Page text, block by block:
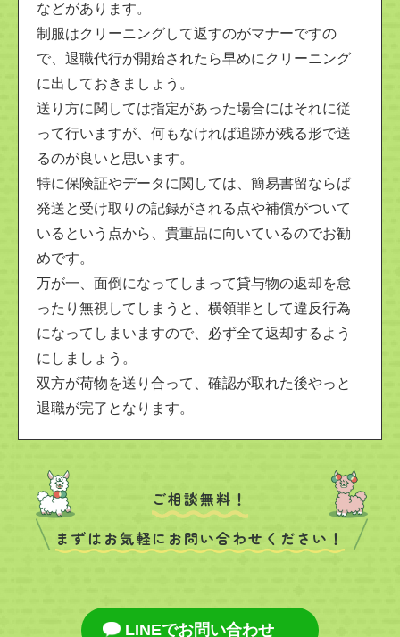
などがあります。
制服はクリーニングして返すのがマナーですの
で、退職代行が開始されたら早めにクリーニング
に出しておきましょう。
送り方に関しては指定があった場合にはそれに従
って行いますが、何もなければ追跡が残る形で送
るのが良いと思います。
特に保険証やデータに関しては、簡易書留ならば
発送と受け取りの記録がされる点や補償がついて
いるという点から、貴重品に向いているのでお勧
めです。
万が一、面倒になってしまって貸与物の返却を怠
ったり無視してしまうと、横領罪として違反行為
になってしまいますので、必ず全て返却するよう
にしましょう。
双方が荷物を送り合って、確認が取れた後やっと
退職が完了となります。
ご相談無料！
まずはお気軽にお問い合わせください！
LINEでお問い合わせ